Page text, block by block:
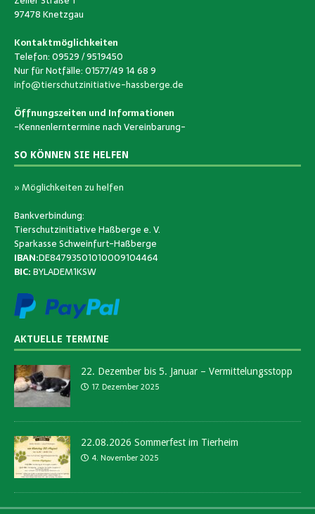
97478 Knetzgau
Kontaktmöglichkeiten
Telefon: 09529 / 9519450
Nur für Notfälle: 01577/49 14 68 9
info@tierschutzinitiative-hassberge.de
Öffnungszeiten und Informationen
-Kennenlerntermine nach Vereinbarung-
SO KÖNNEN SIE HELFEN
» Möglichkeiten zu helfen
Bankverbindung:
Tierschutzinitiative Haßberge e. V.
Sparkasse Schweinfurt-Haßberge
IBAN:DE84793501010009104464
BIC:BYLADEM1KSW
AKTUELLE TERMINE
22. Dezember bis 5. Januar – Vermittelungsstopp
17. Dezember 2025
22.08.2026 Sommerfest im Tierheim
4. November 2025